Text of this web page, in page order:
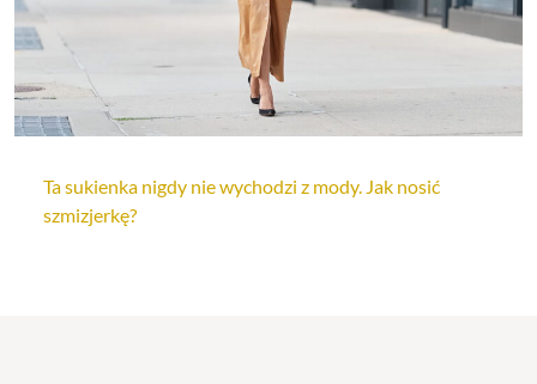
Ta sukienka nigdy nie wychodzi z mody. Jak nosić
szmizjerkę?